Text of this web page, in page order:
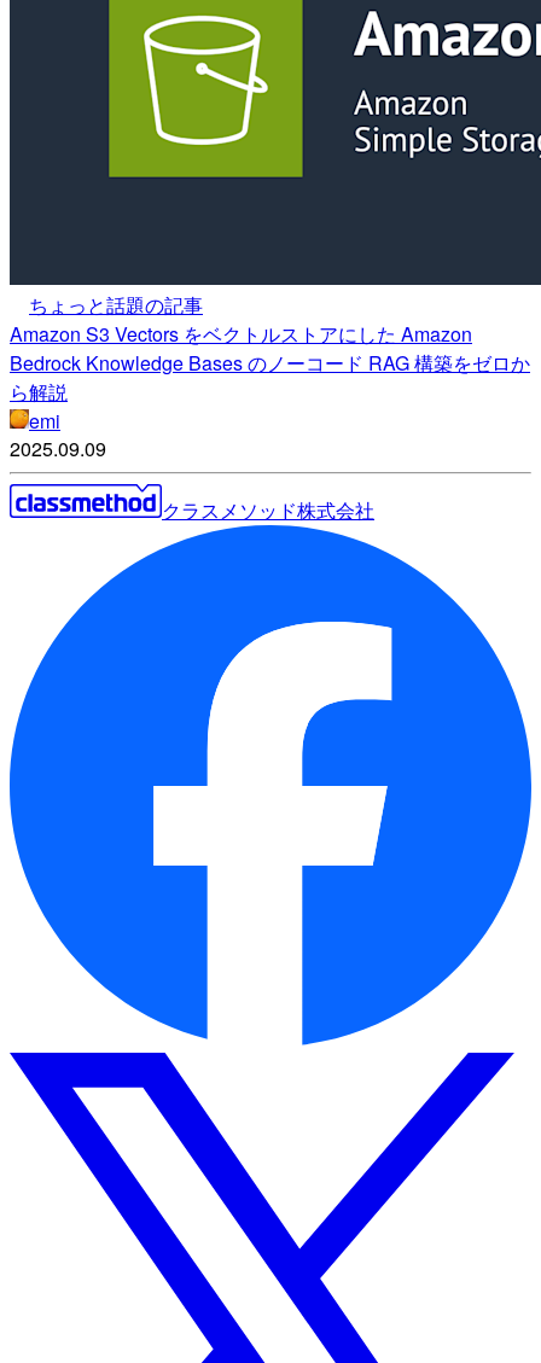
ちょっと話題の記事
Amazon S3 Vectors をベクトルストアにした Amazon
Bedrock Knowledge Bases のノーコード RAG 構築をゼロか
ら解説
emi
2025.09.09
クラスメソッド株式会社